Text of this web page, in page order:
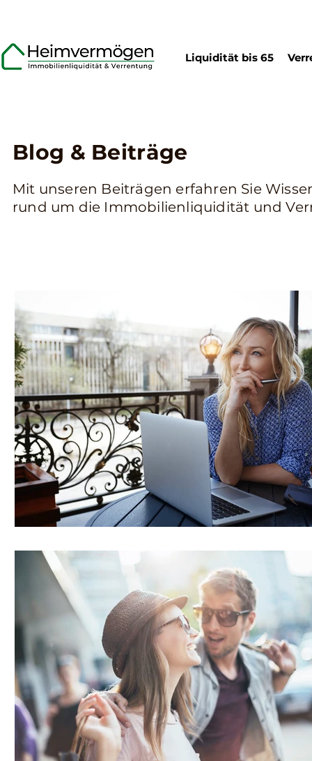
Liquidität bis 65
Blog & Beiträge
Mit unseren Beiträgen erfahren Sie
rund um die Immobilienliquidität und